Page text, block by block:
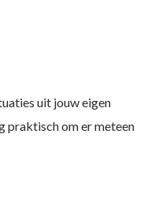
uit jouw eigen
praktisch om er meteen